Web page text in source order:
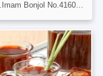
Bonjol No.41606 Langkapura Bandarlampung